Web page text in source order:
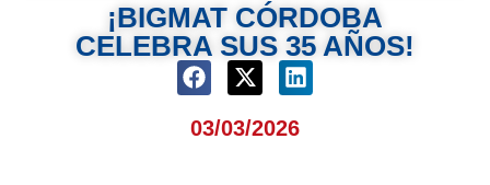
¡BIGMAT CÓRDOBA
CELEBRA SUS 35 AÑOS!
03/03/2026